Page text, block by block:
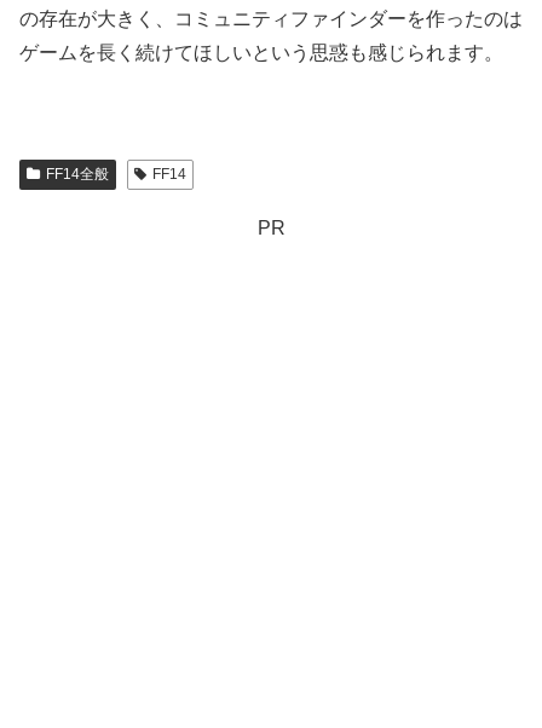
の存在が大きく、コミュニティファインダーを作ったのは
ゲームを長く続けてほしいという思惑も感じられます。
FF14全般 FF14
PR